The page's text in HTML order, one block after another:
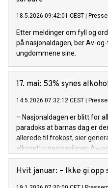
18.5.2026 09:42:01 CEST |
Etter meldinger om fyll og
på nasjonaldagen, ber Av-
ungdommene sine.
17. mai: 53% synes
14.5.2026 07:32:12 CEST |
– Nasjonaldagen er blitt for
paradoks at barnas dag er
allerede til frokost, sier
alkovettorganisasjonen Av-
Hvit januar: – Ikke gi opp